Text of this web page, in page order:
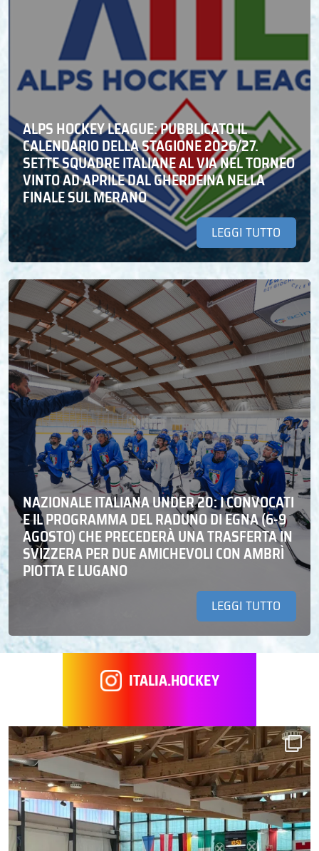
ALPS HOCKEY LEAGUE: PUBBLICATO IL
CALENDARIO DELLA STAGIONE 2026/27.
SETTE SQUADRE ITALIANE AL VIA NEL TORNEO
VINTO AD APRILE DAL GHERDEINA NELLA
FINALE SUL MERANO
LEGGI TUTTO
NAZIONALE ITALIANA UNDER 20: I CONVOCATI
E IL PROGRAMMA DEL RADUNO DI EGNA (6-9
AGOSTO) CHE PRECEDERÀ UNA TRASFERTA IN
SVIZZERA PER DUE AMICHEVOLI CON AMBRÌ
PIOTTA E LUGANO
LEGGI TUTTO
ITALIA.HOCKEY